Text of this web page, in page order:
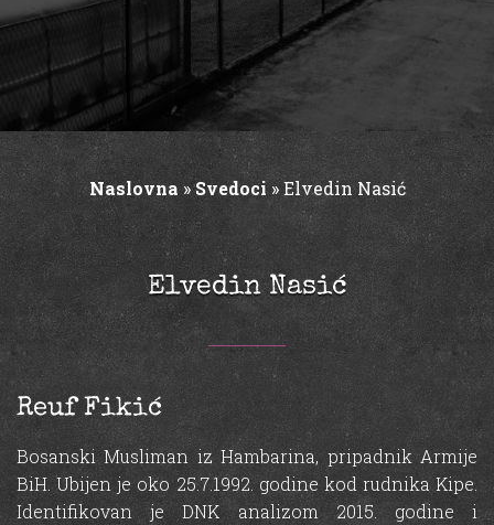
Naslovna »Svedoci»Elvedin Nasić
Elvedin Nasić
Reuf Fikić
Bosanski Musliman iz Hambarina, pripadnik Armije
BiH. Ubijen je oko 25.7.1992. godine kod rudnika Kipe.
Identifikovan je DNK analizom 2015. godine i